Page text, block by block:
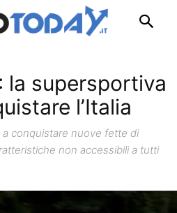
la supersportiva
l’Italia
conquistare nuove fette di
non accessibili a tutti